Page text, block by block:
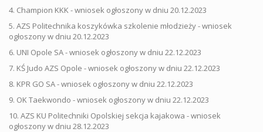
4. Champion KKK - wniosek ogłoszony w dniu 20.12.2023
5. AZS Politechnika koszykówka szkolenie młodzieży - wniosek
ogłoszony w dniu 20.12.2023
6. UNI Opole SA - wniosek ogłoszony w dniu 22.12.2023
7. KŚ Judo AZS Opole - wniosek ogłoszony w dniu 22.12.2023
8. KPR GO SA - wniosek ogłoszony w dniu 22.12.2023
9. OK Taekwondo - wniosek ogłoszony w dniu 22.12.2023
10. AZS KU Politechniki Opolskiej sekcja kajakowa - wniosek
ogłoszony w dniu 28.12.2023